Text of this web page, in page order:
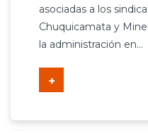
asociadas a los
Chuquicamata y
la administración en...
+